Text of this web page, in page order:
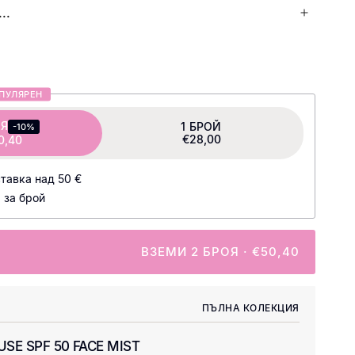
деликатни кокосови пенители
без да я изсушава.
успокоява
естествени AHA киселини
задържането на влагата
-10%
1 БРОЙ
€28,00
над 50 €
за брой
ВЗЕМИ 2 БРОЯ · €50,40
ПЪЛНА КОЛЕКЦИЯ
SPF 50 FACE MIST